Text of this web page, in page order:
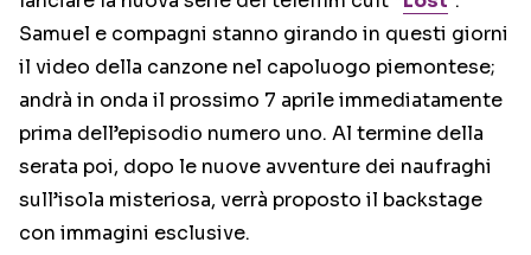
Samuel e compagni stanno girando in questi giorni
il video della canzone nel capoluogo piemontese;
andrà in onda il prossimo 7 aprile immediatamente
prima dell’episodio numero uno. Al termine della
serata poi, dopo le nuove avventure dei naufraghi
sull’isola misteriosa, verrà proposto il backstage
con immagini esclusive.